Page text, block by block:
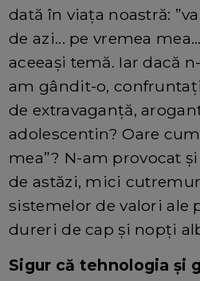
dată în viața noastră:
de azi... pe vremea
aceeași temă. Iar dacă
am gândit-o,
de extravaganță,
adolescentin? Oare
mea”? N-am provocat
de astăzi, mici
sistemelor de valori ale
dureri de cap și nopți
Sigur că tehnologia și